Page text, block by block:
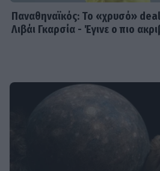
Παναθηναϊκός: Το «χρυσό»
Λιβάι Γκαρσία - Έγινε ο πιο